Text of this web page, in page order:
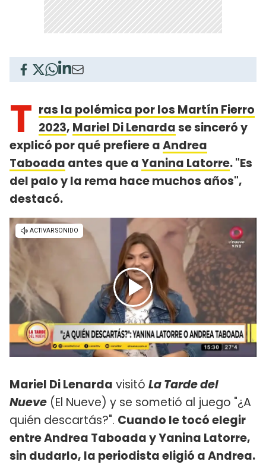
T ras la polémica por los Martín Fierro
2023, Mariel Di Lenardase sinceró y
explicó por qué prefiere aAndrea
Taboada antes que aYanina Latorre. "Es
del palo y la rema hace muchos años",
destacó.
Mariel Di Lenarda visitó La Tarde del
Nueve (El Nueve) y se sometió al juego "¿A
quién descartás?". Cuando le tocó elegir
entre Andrea Taboada y Yanina Latorre,
sin dudarlo, la periodista eligió a Andrea.